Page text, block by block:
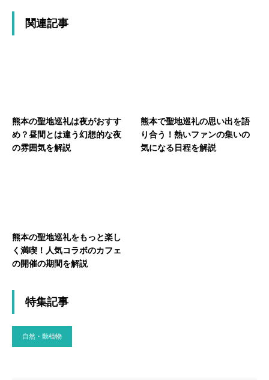
関連記事
熊本の聖地巡礼は夜がおすす
め？昼間とは違う幻想的な夜
の雰囲気を解説
熊本で聖地巡礼の思い出を語
り合う！熱いファンの集いの
気になる日程を解説
熊本の聖地巡礼をもっと楽し
く満喫！人気コラボのカフェ
の開催の期間を解説
特集記事
自然・動植物